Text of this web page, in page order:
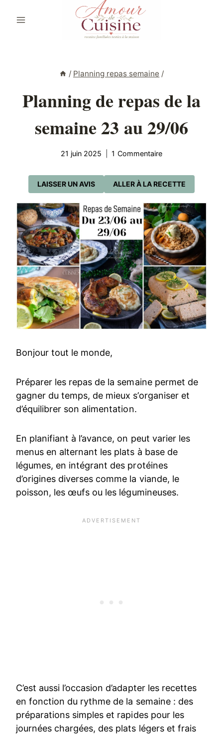
/ Planning repas semaine /
Planning de repas de la
semaine 23 au 29/06
21 juin 2025 1 Commentaire
ALLER À LA RECETTE
LAISSER UN AVIS
Bonjour tout le monde,
Préparer les repas de la semaine permet de
gagner du temps, de mieux s’organiser et
d’équilibrer son alimentation.
En planifiant à l’avance, on peut varier les
menus en alternant les plats à base de
légumes, en intégrant des protéines
d’origines diverses comme la viande, le
poisson, les œufs ou les légumineuses.
C’est aussi l’occasion d’adapter les recettes
en fonction du rythme de la semaine : des
préparations simples et rapides pour les
journées chargées, des plats légers et frais